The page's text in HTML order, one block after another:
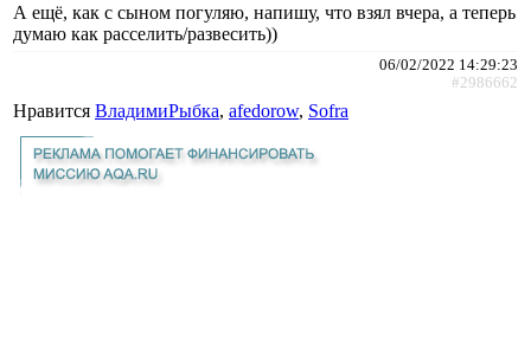
А ещё, как с сыном погуляю, напишу, что взял вчера, а теперь
думаю как расселить/развесить))
06/02/2022 14:29:23
#2986662
Нравится ВладимиРыбка, afedorow, Sofra